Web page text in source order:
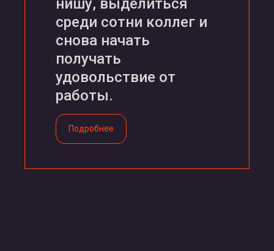
нишу, выделиться
среди сотни коллег и
снова начать
получать
удовольствие от
работы.
Подробнее